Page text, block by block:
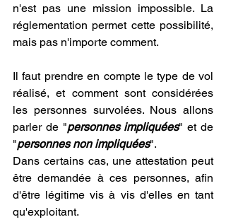
n'est pas une mission impossible. La
réglementation permet cette possibilité,
mais pas n'importe comment.
Il faut prendre en compte le type de vol
réalisé, et comment sont considérées
les personnes survolées. Nous allons
parler de "personnes impliquées" et de
"personnes non impliquées".
Dans certains cas, une attestation peut
être demandée à ces personnes, afin
d'être légitime vis à vis d'elles en tant
qu'exploitant.